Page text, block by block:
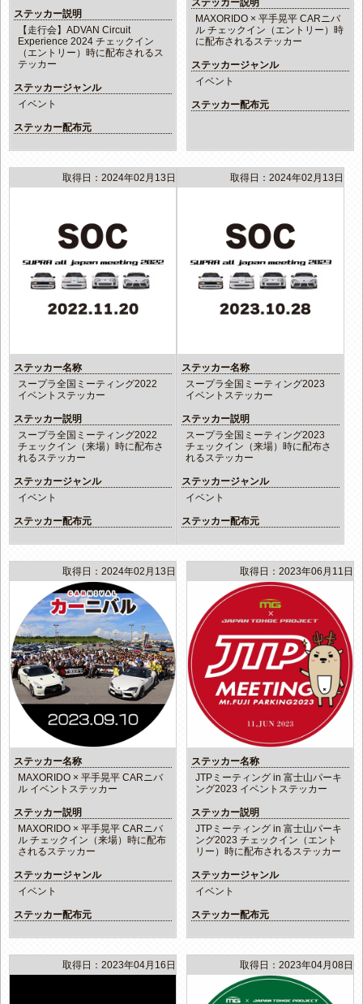
ステッカー説明
【走行会】ADVAN Circuit
Experience 2024 チェックイン
（エントリー）時に配布されるス
テッカー
ステッカージャンル
イベント
ステッカー配布元
MAXORIDO × 平手晃平 CARニバ
ル チェックイン（エントリー）時
に配布されるステッカー
ステッカージャンル
イベント
ステッカー配布元
取得日：2024年02月13日
ステッカー名称
スープラ全国ミーティング2022
イベントステッカー
ステッカー説明
スープラ全国ミーティング2022
チェックイン（来場）時に配布さ
れるステッカー
ステッカージャンル
イベント
ステッカー配布元
取得日：2024年02月13日
ステッカー名称
スープラ全国ミーティング2023
イベントステッカー
ステッカー説明
スープラ全国ミーティング2023
チェックイン（来場）時に配布さ
れるステッカー
ステッカージャンル
イベント
ステッカー配布元
取得日：2024年02月13日
ステッカー名称
MAXORIDO × 平手晃平 CARニバ
ル イベントステッカー
ステッカー説明
MAXORIDO × 平手晃平 CARニバ
ル チェックイン（来場）時に配布
されるステッカー
ステッカージャンル
イベント
ステッカー配布元
取得日：2023年06月11日
ステッカー名称
JTPミーティング in 富士山パーキ
ング2023 イベントステッカー
ステッカー説明
JTPミーティング in 富士山パーキ
ング2023 チェックイン（エント
リー）時に配布されるステッカー
ステッカージャンル
イベント
ステッカー配布元
取得日：2023年04月16日 取得日：2023年04月08日